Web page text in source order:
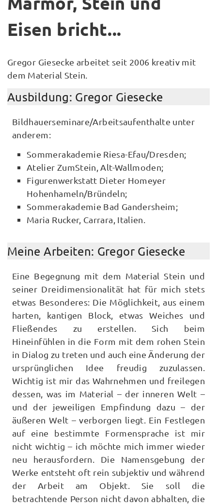
Eisen bricht...
Gregor Giesecke arbeitet seit 2006 kreativ mit
dem Material Stein.
Ausbildung: Gregor Giesecke
Bildhauerseminare/Arbeitsaufenthalte unter
anderem:
Sommerakademie Riesa-Efau/Dresden;
Atelier ZumStein, Alt-Wallmoden;
Figurenwerkstatt Dieter Homeyer
Hohenhameln/Bründeln;
Sommerakademie Bad Gandersheim;
Maria Rucker, Carrara, Italien.
Meine Arbeiten: Gregor Giesecke
Eine Begegnung mit dem Material Stein und
seiner Dreidimensionalität hat für mich stets
etwas Besonderes: Die Möglichkeit, aus einem
harten, kantigen Block, etwas Weiches und
Fließendes zu erstellen. Sich beim
Hineinfühlen in die Form mit dem rohen Stein
in Dialog zu treten und auch eine Änderung der
ursprünglichen Idee freudig zuzulassen.
Wichtig ist mir das Wahrnehmen und freilegen
dessen, was im Material – der inneren Welt –
und der jeweiligen Empfindung dazu – der
äußeren Welt – verborgen liegt. Ein Festlegen
auf eine bestimmte Formensprache ist mir
nicht wichtig – ich möchte mich immer wieder
neu herausfordern. Die Namensgebung der
Werke entsteht oft rein subjektiv und während
der Arbeit am Objekt. Sie soll die
betrachtende Person nicht davon abhalten, die